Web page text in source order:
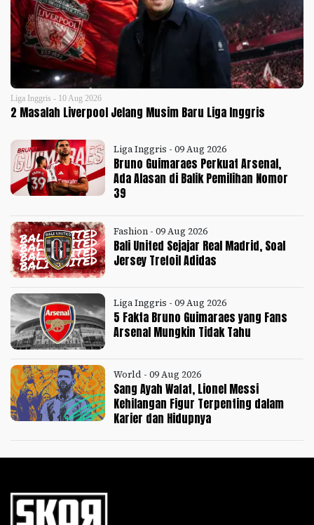
Liga Inggris - 10 Aug 2026
2 Masalah Liverpool Jelang Musim Baru Liga Inggris
Liga Inggris - 09 Aug 2026
Bruno Guimaraes Perkuat Arsenal,
Ada Alasan di Balik Pemilihan Nomor
39
Fashion - 09 Aug 2026
Bali United Sejajar Real Madrid, Soal
Jersey Trefoil Adidas
Liga Inggris - 09 Aug 2026
5 Fakta Bruno Guimaraes yang Fans
Arsenal Mungkin Tidak Tahu
World - 09 Aug 2026
Sang Ayah Wafat, Lionel Messi
Kehilangan Figur Terpenting dalam
Karier dan Hidupnya